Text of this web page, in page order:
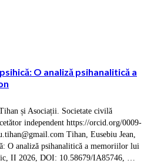
O analiză psihanalitică a
și Asociații. Societate civilă
independent https://orcid.org/0009-
Tihan, Eusebiu Jean,
O analiză psihanalitică a memoriilor lui
II 2026, DOI: 10.58679/IA85746, …